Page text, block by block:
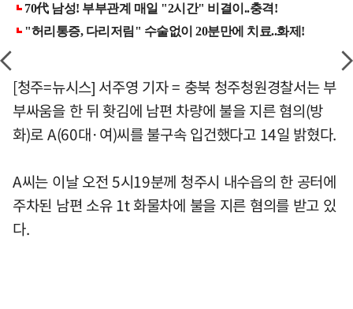
[청주=뉴시스] 서주영 기자 = 충북 청주청원경찰서는 부
부싸움을 한 뒤 홧김에 남편 차량에 불을 지른 혐의(방
화)로 A(60대·여)씨를 불구속 입건했다고 14일 밝혔다.
A씨는 이날 오전 5시19분께 청주시 내수읍의 한 공터에
주차된 남편 소유 1t 화물차에 불을 지른 혐의를 받고 있
다.